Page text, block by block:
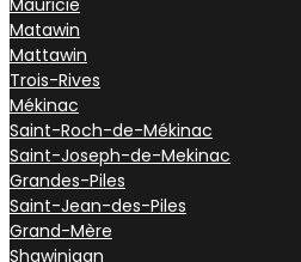
Matawin
Mattawin
Trois-Rives
Mékinac
Saint-Roch-de-Mékinac
Saint-Joseph-de-Mekinac
Grandes-Piles
Saint-Jean-des-Piles
Grand-Mère
Shawinigan